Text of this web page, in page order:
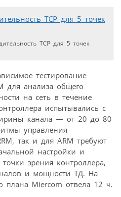
TCP для 5 точек
тестирование
для анализа общего
на сеть в течение
испытывались с
канала — от 20 до 80
управления
так и для ARM требуют
настройки и
зрения контроллера,
и мощности ТД. На
плана Miercom отвела 12 ч.